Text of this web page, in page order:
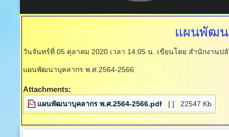
แผนพัฒน
วันจันทร์ที่ 05 ตุลาคม 2020 เวลา 14:05 น. เขียนโดย สำนักงานป
แผนพัฒนาบุคลากร พ.ศ.2564-2566
Attachments:
แผนพัฒนาบุคลากร พ.ศ.2564-2566.pdf [ ] 22547 Kb